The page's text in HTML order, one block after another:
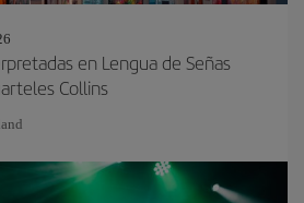
en Lengua de Señas
Collins